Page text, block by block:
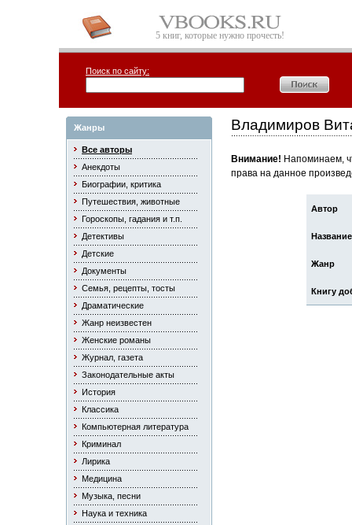
5 книг, которые нужно прочесть!
Поиск по сайту:
Жанры
Все авторы
Анекдоты
Биографии, критика
Путешествия, животные
Гороскопы, гадания и т.п.
Детективы
Детские
Документы
Семья, рецепты, тосты
Драматические
Жанр неизвестен
Женские романы
Журнал, газета
Законодательные акты
История
Классика
Компьютерная литература
Криминал
Лирика
Медицина
Музыка, песни
Наука и техника
Владимиров
Внимание! Напоминаем,
права на данное
Автор
Название
Жанр
Книгу